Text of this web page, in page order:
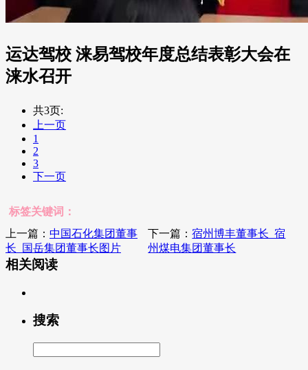
运达驾校 涞易驾校年度总结表彰大会在
涞水召开
共3页:
上一页
1
2
3
下一页
标签关键词：
上一篇： 中国石化集团董事
长_国岳集团董事长图片
下一篇：宿州博丰董事长_宿
州煤电集团董事长
相关阅读
搜索